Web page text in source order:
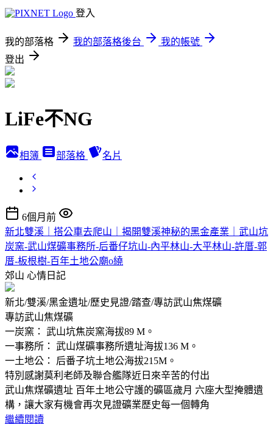
登入
我的部落格 我的部落格後台
我的帳號
登出
LiFe不NG
相簿 部落格 名片
6個月前
新北雙溪｜搭公車去爬山｜揭開雙溪神秘的黑金產業｜武山坑
炭窯-武山煤礦事務所-后番仔坑山-內平林山-大平林山-許厝-郭
厝-板根樹-百年土地公廟o繞
郊山 心情日記
新北/雙溪/黑金遺址/歷史見證/踏查/專訪武山焦煤礦
專訪武山焦煤礦
一炭窯： 武山坑焦炭窯海拔89 M。
一事務所： 武山煤礦事務所遺址海拔136 M。
一土地公： 后番子坑土地公海拔215M。
特別感謝莫利老師及聯合艦隊近日來辛苦的付出
武山焦煤礦遺址 百年土地公守護的礦區歲月 六座大型掩體遺
構，讓大家有機會再次見證礦業歷史每一個轉角
繼續閱讀